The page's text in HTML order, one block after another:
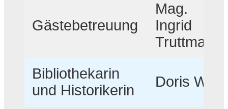
Gästebetreuung
Mag.
Ingrid
Truttmann
Bibliothekarin
und Historikerin
Doris Wolf